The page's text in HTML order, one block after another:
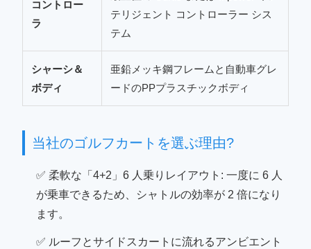
コントロー
ラ
テリジェント コントローラー シス
テム
シャーシ＆
ボディ
亜鉛メッキ鋼フレームと自動車グレ
ードのPPプラスチックボディ
当社のゴルフカートを選ぶ理由?
✅ 柔軟な「4+2」6 人乗りレイアウト: 一度に 6 人
が乗車できるため、シャトルの効率が 2 倍になり
ます。
✅ ルーフとサイドスカートに流れるアンビエント